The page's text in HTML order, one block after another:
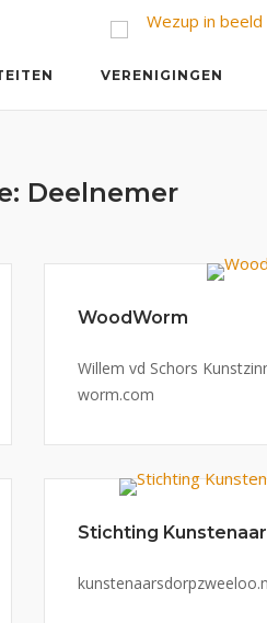
VERENIGINGEN
Deelnemer
WoodWorm
Willem vd Schors
worm.com
Stichting